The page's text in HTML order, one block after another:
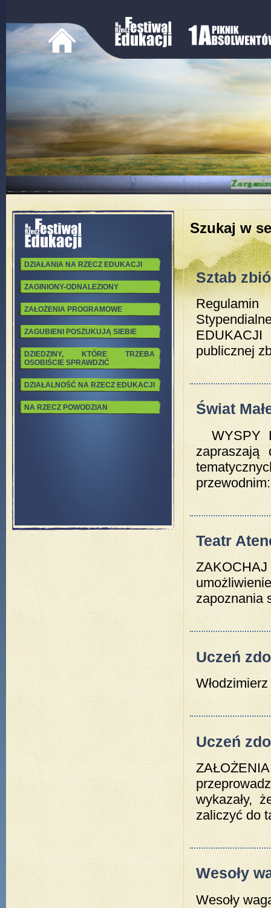
DZIAŁANIA NA RZECZ EDUKACJI
ZAGINIONY-ODNALEZIONY
ZAŁOŻENIA PROGRAMOWE
ZAGUBIENI POSZUKUJĄ SIEBIE
DZIEDZINY, KTÓRE TRZEBA
OSOBIŚCIE SPRAWDZIĆ
DZIAŁALNOŚĆ NA RZECZ EDUKACJI
NA RZECZ POWODZIAN
Szukaj w
Sztab
publicznej
Świat
WYSPY
Teatr
zapoznania
Uczeń
Uczeń
wykazały,
zaliczyć do
Wesoły
Wesoły